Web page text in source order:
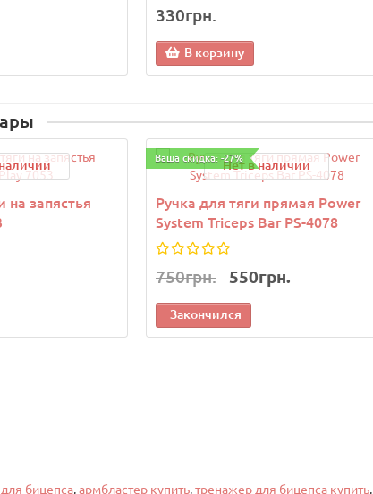
330грн.
В корзину
на запястья
Ваша скидка: -27%Нет в наличии
Ручка для тяги прямая Power
System Triceps Bar PS-4078
750грн. 550грн.
Закончился
бицепса,армбластер купить,тренажер для бицепса купить,